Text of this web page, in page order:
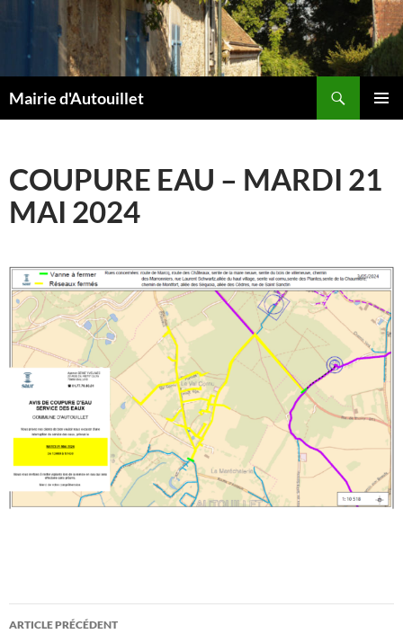
contenu
Mairie d'Autouillet
COUPURE EAU – MARDI 21
MAI 2024
Navigation
ARTICLE PRÉCÉDENT